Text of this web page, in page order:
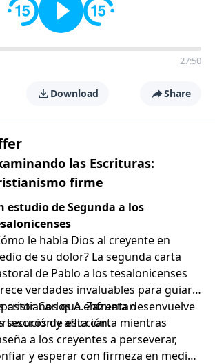
27:50
Download Share
las Escrituras:
firme
estudio de Segunda a los
le habla Dios al creyente en
de su dolor? La segunda carta
de Pablo a los tesalonicenses
verdades invaluables para guiar a
cristianos que enfrentan
y aflicción.
pastor Carlos A. Zazueta desenvuelve
tesoros de esta carta mientras
a los creyentes a perseverar,
y esperar con firmeza en medio